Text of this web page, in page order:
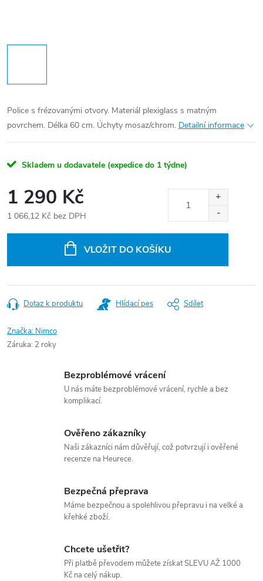
Police s frézovanými otvory. Materiál plexiglass s matným
povrchem. Délka 60 cm. Úchyty mosaz/chrom. Detailní informace
Skladem u dodavatele (expedice do 1 týdne)
1 290 Kč
1 066,12 Kč bez DPH
VLOŽIT DO KOŠÍKU
Dotaz k produktu Hlídací pes Sdílet
Značka: Nimco
Záruka: 2 roky
Bezproblémové vrácení
U nás máte bezproblémové vrácení, rychle a bez
komplikací.
Ověřeno zákazníky
Naši zákazníci nám důvěřují, což potvrzují i ověřené
recenze na Heurece.
Bezpečná přeprava
Máme bezpečnou a spolehlivou přepravu i na velké a
křehké zboží.
Chcete ušetřit?
Při platbě převodem můžete získat SLEVU AŽ 1000
Kč na celý nákup.